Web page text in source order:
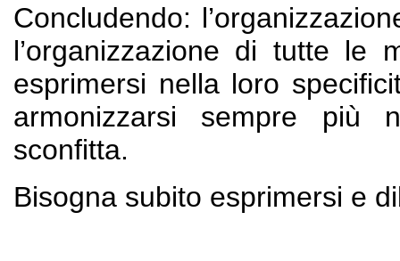
Concludendo:
l’organizzazione di tutte le
esprimersi nella loro
armonizzarsi sempre più
sconfitta.
Bisogna subito esprimersi e